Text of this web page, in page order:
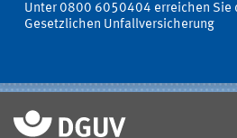
Unter 0800 6050404 erreichen Sie
Gesetzlichen Unfallversicherung